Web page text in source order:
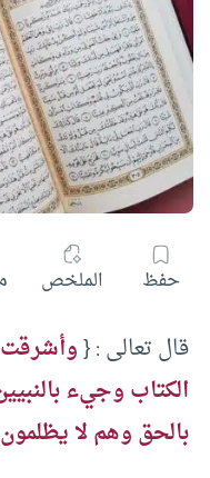
حفظ الملخص
قال تعالى : {وأشرقت
الكتاب وجيء
بالحق وهم لا يظلمون